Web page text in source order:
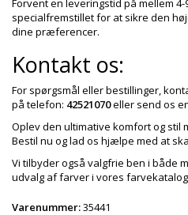
Forvent en leveringstid på mellem
specialfremstillet for at sikre den
dine præferencer.
Kontakt os:
For spørgsmål eller bestillinger,
på telefon: 42521070eller send os
Oplev den ultimative komfort og
Bestil nu og lad os hjælpe med at
Vi tilbyder også valgfrie ben i både
udvalg af farver i vores
Varenummer:35441